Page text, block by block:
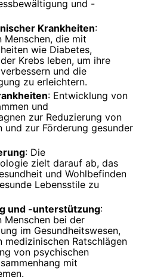
und -
Krankheiten:
die mit
wie Diabetes,
Krebs leben, um ihre
und die
zu erleichtern.
: Entwicklung von
und
zur Reduzierung von
und zur Förderung gesunder
: Die
zielt darauf ab, das
und Wohlbefinden
Lebensstile zu
und -unterstützung:
bei der
im Gesundheitswesen,
medizinischen Ratschlägen
von psychischen
mit